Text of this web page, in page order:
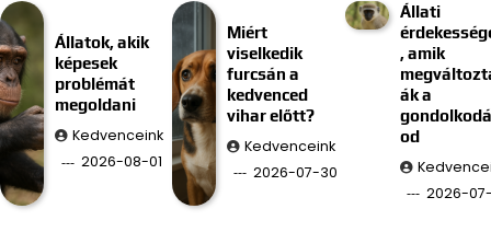
Állatok, akik
képesek
problémát
megoldani
Kedvenceink
2026-08-01
Miért
viselkedik
furcsán a
kedvenced
vihar előtt?
Kedvenceink
2026-07-30
Állati
, amik
ák a
od
2026-